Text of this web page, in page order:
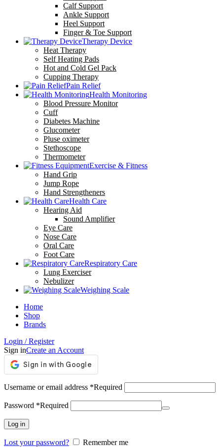
Calf Support
Ankle Support
Heel Support
Finger & Toe Support
Therapy Device
Heat Therapy
Self Heating Pads
Hot and Cold Gel Pack
Cupping Therapy
Pain Relief
Health Monitoring
Blood Pressure Monitor
Cuff
Diabetes Machine
Glucometer
Pluse oximeter
Stethoscope
Thermometer
Exercise & Fitness
Hand Grip
Jump Rope
Hand Strengtheners
Health Care
Hearing Aid
Sound Amplifier
Eye Care
Nose Care
Oral Care
Foot Care
Respiratory Care
Lung Exerciser
Nebulizer
Weighing Scale
Home
Shop
Brands
Login / Register
Sign inCreate an Account
Username or email address *Required
Password *Required
Log in
Lost your password?
Remember me